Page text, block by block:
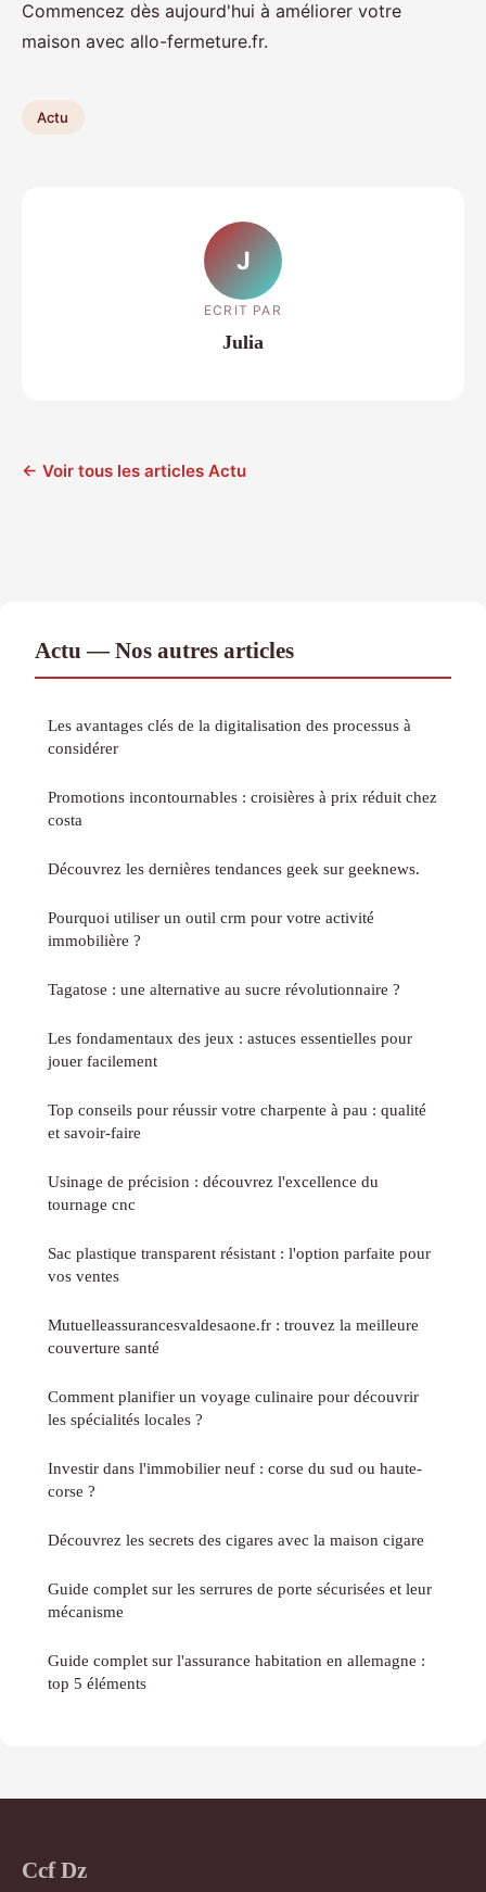
Commencez dès aujourd'hui à améliorer votre
maison avec allo-fermeture.fr.
Actu
J
ECRIT PAR
Julia
← Voir tous les articles Actu
Actu — Nos autres articles
Les avantages clés de la digitalisation des processus à
considérer
Promotions incontournables : croisières à prix réduit chez
costa
Découvrez les dernières tendances geek sur geeknews.
Pourquoi utiliser un outil crm pour votre activité
immobilière ?
Tagatose : une alternative au sucre révolutionnaire ?
Les fondamentaux des jeux : astuces essentielles pour
jouer facilement
Top conseils pour réussir votre charpente à pau : qualité
et savoir-faire
Usinage de précision : découvrez l'excellence du
tournage cnc
Sac plastique transparent résistant : l'option parfaite pour
vos ventes
Mutuelleassurancesvaldesaone.fr : trouvez la meilleure
couverture santé
Comment planifier un voyage culinaire pour découvrir
les spécialités locales ?
Investir dans l'immobilier neuf : corse du sud ou haute-
corse ?
Découvrez les secrets des cigares avec la maison cigare
Guide complet sur les serrures de porte sécurisées et leur
mécanisme
Guide complet sur l'assurance habitation en allemagne :
top 5 éléments
Ccf Dz